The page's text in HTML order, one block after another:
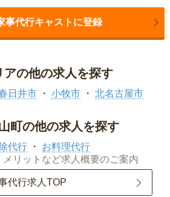
事代行キャストに登録
アの他の求人を探す
日井市 小牧市 北名古屋市
町の他の求人を探す
代行
お料理代行
リットなど求人概要のご案内
代行求人TOP